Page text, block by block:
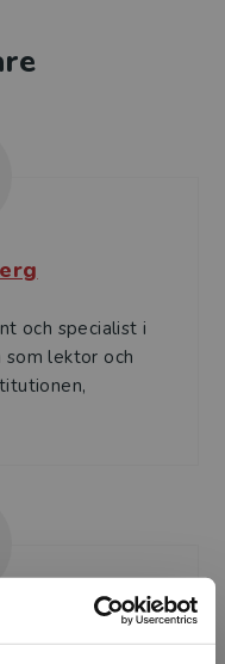
och specialist i
som lektor och